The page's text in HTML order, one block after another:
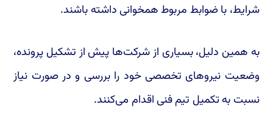
شرایط، با ضوابط مربوط همخوانی داشته باشند.
به همین دلیل، بسیاری از شرکت‌ها پیش از تشکیل پرونده،
وضعیت نیروهای تخصصی خود را بررسی و در صورت نیاز
نسبت به تکمیل تیم فنی اقدام می‌کنند.